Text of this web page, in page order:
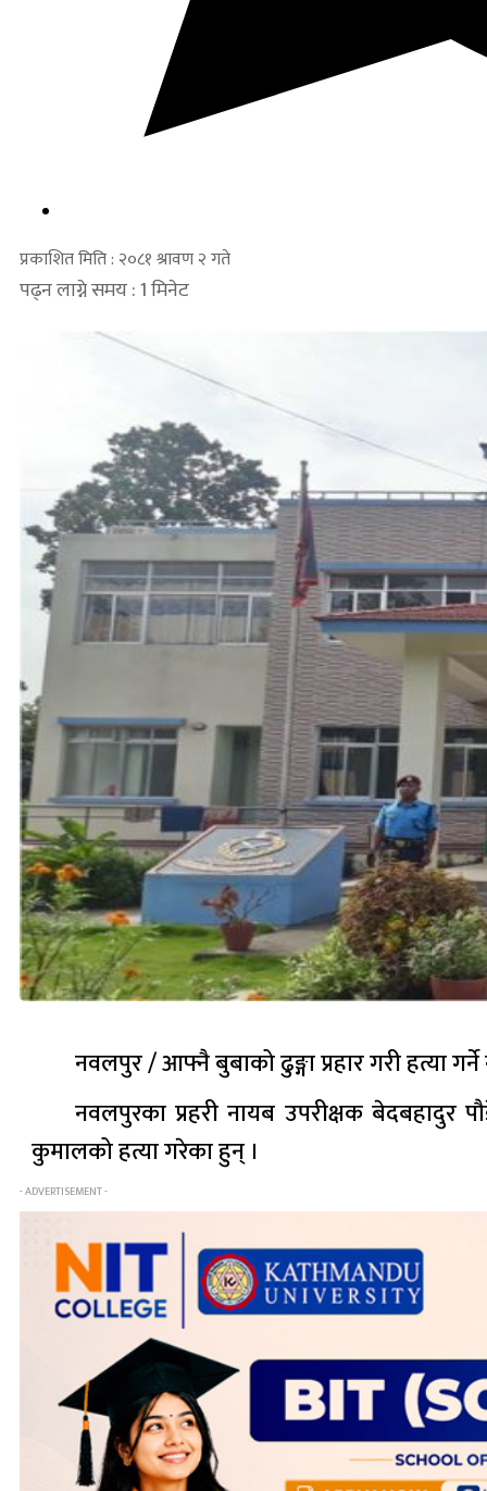
प्रकाशित मिति : २०८१ श्रावण २ गते
पढ्न लाग्ने समय : 1 मिनेट
नवलपुर / आफ्नै बुबाको ढुङ्गा प्रहार गरी हत्या
नवलपुरका प्रहरी नायब उपरीक्षक बेदबहादुर
कुमालको हत्या गरेका हुन् ।
- ADVERTISEMENT -